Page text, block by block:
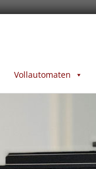
Vollautomaten